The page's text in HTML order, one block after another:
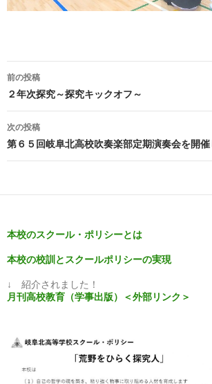
投
稿
ナ
ビ
ー
ョ
ン
前の投稿
２年次探究～探究キックオフ～
次の投稿
第６５回岐阜北高校吹奏楽部定期演奏会を開催
本校のスクール・ポリシーとは
本校の校訓とスクールポリシーの実現
↓ 紹介されました！
月刊高校教育（学事出版）＜外部リンク＞